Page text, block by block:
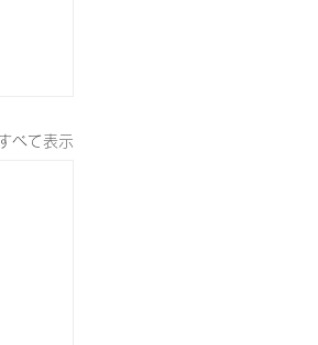
べて表示